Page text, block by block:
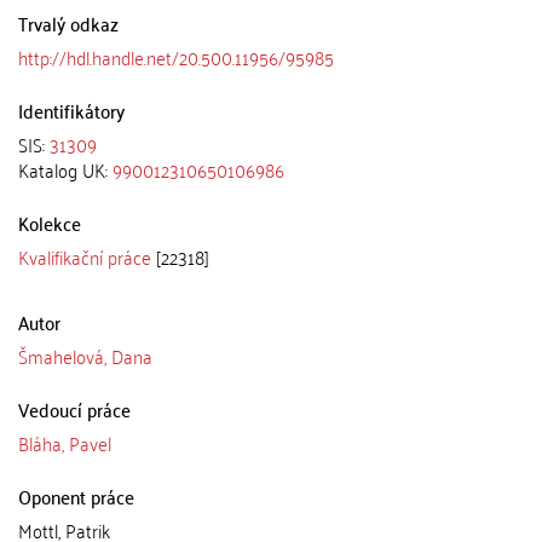
Trvalý odkaz
http://hdl.handle.net/20.500.11956/95985
Identifikátory
SIS:31309
Katalog UK:990012310650106986
Kolekce
Kvalifikační práce [22318]
Autor
Šmahelová, Dana
Vedoucí práce
Bláha, Pavel
Oponent práce
Mottl, Patrik